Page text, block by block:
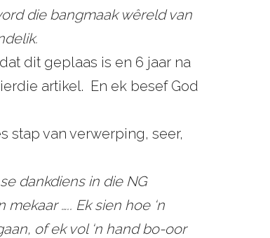
die bangmaak wêreld van
dit geplaas is en 6 jaar na
artikel. En ek besef God
stap van verwerping, seer,
dankdiens in die NG
….. Ek sien hoe ‘n
of ek vol ‘n hand bo-oor